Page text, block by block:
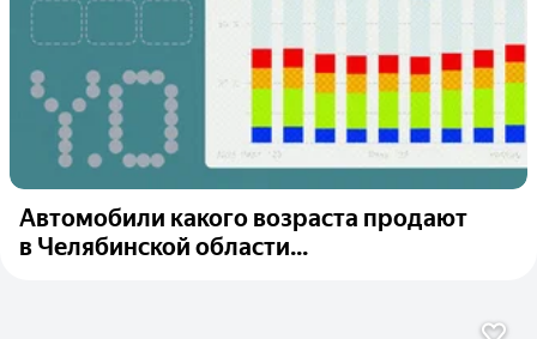
Автомобили какого возраста продают
в Челябинской области...